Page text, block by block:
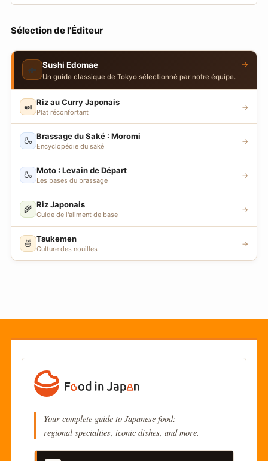
Sélection de l'Éditeur
🍣 Sushi Edomae
Un guide classique de Tokyo sélectionné par notre équipe.
→
🍛 Riz au Curry Japonais
Plat réconfortant
→
🍶 Brassage du Saké : Moromi
Encyclopédie du saké
→
🍶 Moto : Levain de Départ
Les bases du brassage
→
🌾 Riz Japonais
Guide de l'aliment de base
→
🍜 Tsukemen
Culture des nouilles
→
Your complete guide to Japanese food:
regional specialties, iconic dishes, and more.